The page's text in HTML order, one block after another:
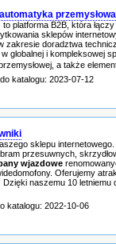
przemysłowa
platforma B2B, która
sklepów
zakresie doradztwa
w globalnej i kompleksowej
a także
katalogu: 2023-07-12
sklepu
przesuwnych,
wjazdowe
Oferujemy
Dzięki naszemu 10
katalogu: 2022-10-06